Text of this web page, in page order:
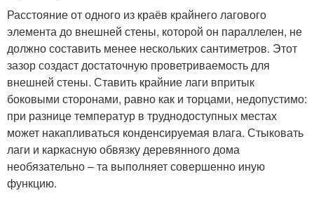
Расстояние от одного из краёв крайнего лагового
элемента до внешней стены, которой он параллелен, не
должно составить менее нескольких сантиметров. Этот
зазор создаст достаточную проветриваемость для
внешней стены. Ставить крайние лаги впритык
боковыми сторонами, равно как и торцами, недопустимо:
при разнице температур в труднодоступных местах
может накапливаться конденсируемая влага. Стыковать
лаги и каркасную обвязку деревянного дома
необязательно – та выполняет совершенно иную
функцию.